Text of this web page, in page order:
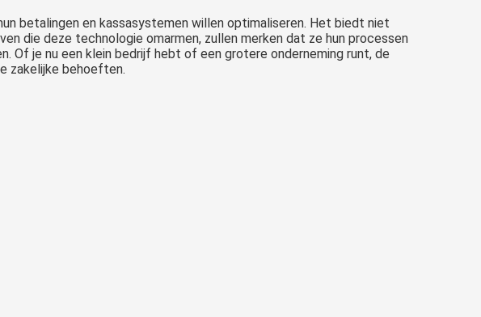
betalingen en kassasystemen willen optimaliseren. Het biedt niet
die deze technologie omarmen, zullen merken dat ze hun processen
Of je nu een klein bedrijf hebt of een grotere onderneming runt, de
zakelijke behoeften.